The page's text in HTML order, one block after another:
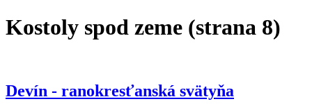
Kostoly spod zeme (strana 8)
Devín - ranokresťanská svätyňa